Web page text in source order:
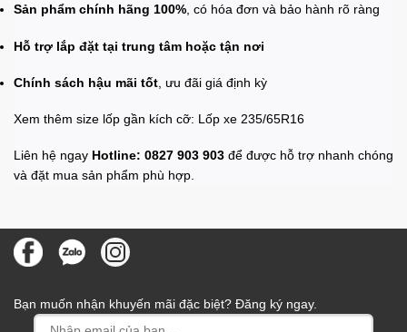
Sản phẩm chính hãng 100%, có hóa đơn và bảo hành rõ ràng
Hỗ trợ lắp đặt tại trung tâm hoặc tận nơi
Chính sách hậu mãi tốt , ưu đãi giá định kỳ
Xem thêm size lốp gần kích cỡ: Lốp xe 235/65R16
Liên hệ ngay Hotline: 0827 903 903 để được hỗ trợ nhanh chóng
và đặt mua sản phẩm phù hợp.
Bạn muốn nhận khuyến mãi đặc biệt? Đăng ký ngay.